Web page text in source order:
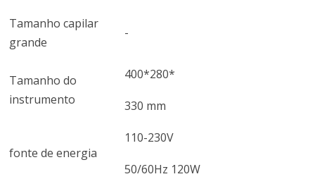
Tamanho capilar
grande
-
Tamanho do
instrumento
400*280*
330 mm
fonte de energia
110-230V
50/60Hz 120W